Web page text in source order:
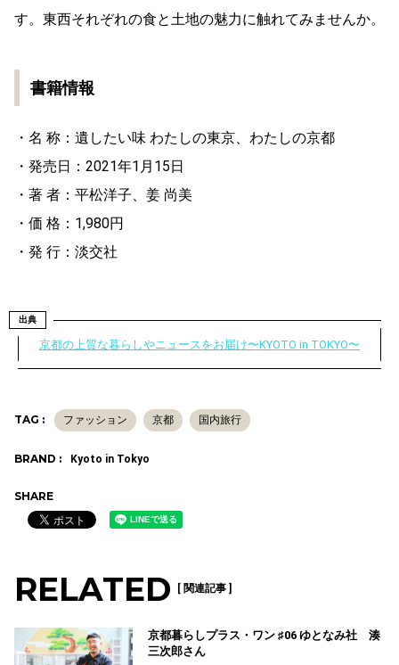
す。東西それぞれの食と土地の魅力に触れてみませんか。
書籍情報
・名 称：遺したい味 わたしの東京、わたしの京都
・発売日：2021年1月15日
・著 者：平松洋子、姜 尚美
・価 格：1,980円
・発 行：淡交社
出典
京都の上質な暮らしやニュースをお届け〜KYOTO in TOKYO〜
TAG : ファッション 京都 国内旅行
BRAND : Kyoto in Tokyo
SHARE
RELATED [ 関連記事 ]
京都暮らしプラス・ワン ♯06 ゆとなみ社 湊
三次郎さん